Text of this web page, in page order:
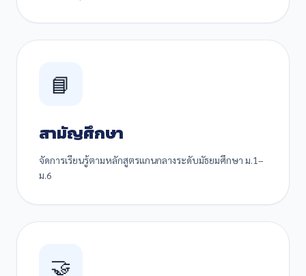
📘
สามัญศึกษา
จัดการเรียนรู้ตามหลักสูตรแกนกลางระดับมัธยมศึกษา ม.1–
ม.6
🤝